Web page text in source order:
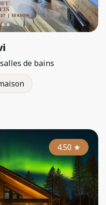
de bains
4.50 ★